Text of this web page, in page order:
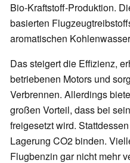
Bio-Kraftstoff-Produktion.
basierten
aromatischen
Das steigert die Effizienz,
betriebenen Motors und
Verbrennen. Allerdings
großen Vorteil, dass bei
freigesetzt wird.
Lagerung CO2 binden.
Flugbenzin gar nicht mehr